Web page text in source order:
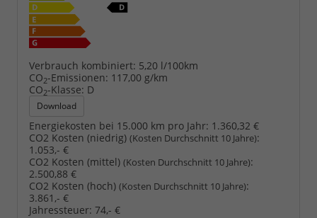
Verbrauch kombiniert: 5,20 l/100km
CO2-Emissionen: 117,00 g/km
CO2-Klasse: D
Download
Energiekosten bei 15.000 km pro Jahr: 1.360,32 €
CO2 Kosten (niedrig) (Kosten Durchschnitt 10 Jahre):
1.053,- €
CO2 Kosten (mittel) (Kosten Durchschnitt 10 Jahre):
2.500,88 €
CO2 Kosten (hoch) (Kosten Durchschnitt 10 Jahre):
3.861,- €
Jahressteuer: 74,- €